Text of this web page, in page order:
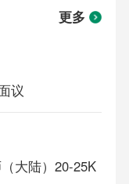
更多
议
大陆）20-25K